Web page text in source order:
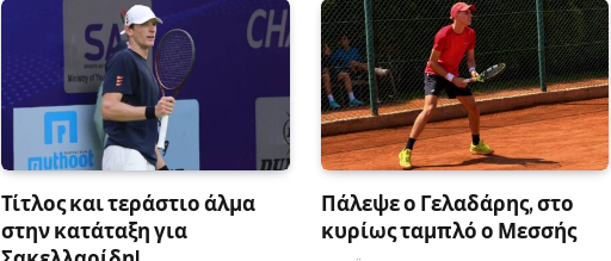
Τίτλος και τεράστιο άλμα
στην κατάταξη για
Πάλεψε ο Γελαδάρης, στο
κυρίως ταμπλό ο Μεσσής